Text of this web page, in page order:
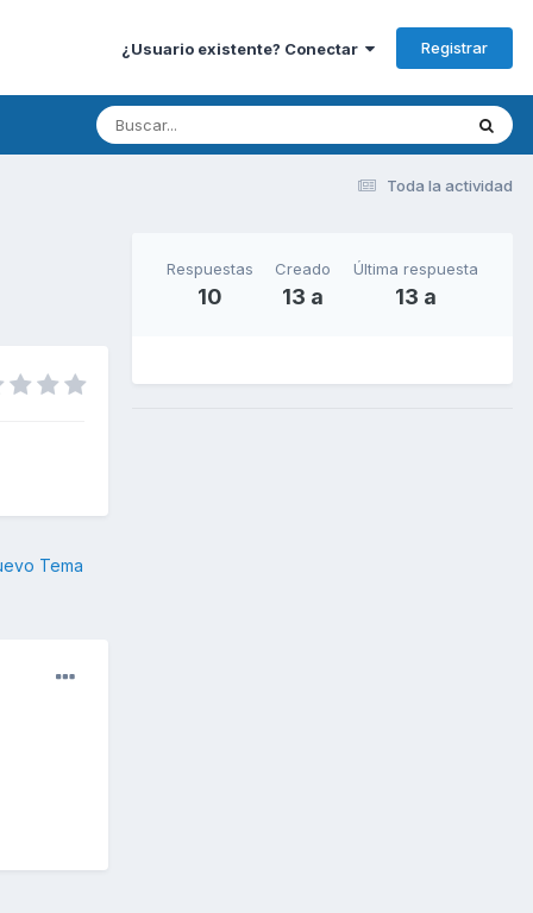
¿Usuario existente? Conectar Registrar
Toda la actividad
Tema
Respuestas
10
Creado
13 a
Última respuesta
13 a